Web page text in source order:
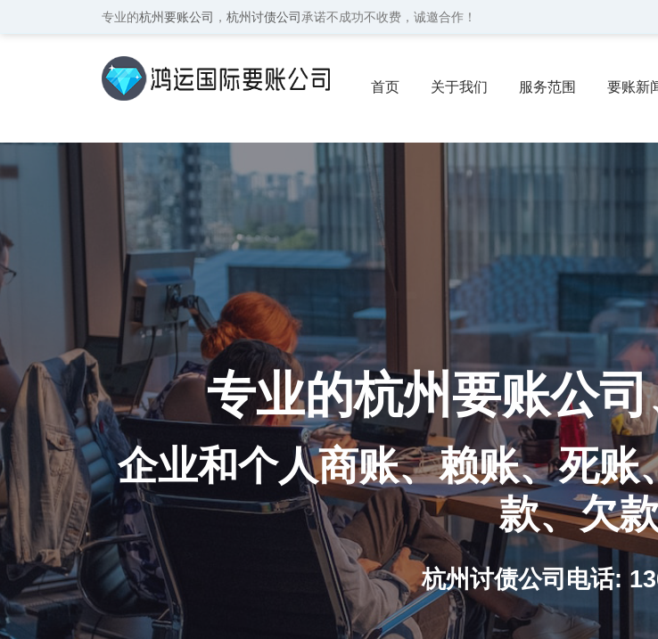
专业的杭州要账公司 ， 杭州讨债公司 承诺不成功不收费，诚邀合作！
首页 关于我们 服务范围 要账新
保密协议 委托流程 联系我们
专业的杭州要账公
企业和个人商账、赖账、死
款、欠
杭州讨债公司电话: